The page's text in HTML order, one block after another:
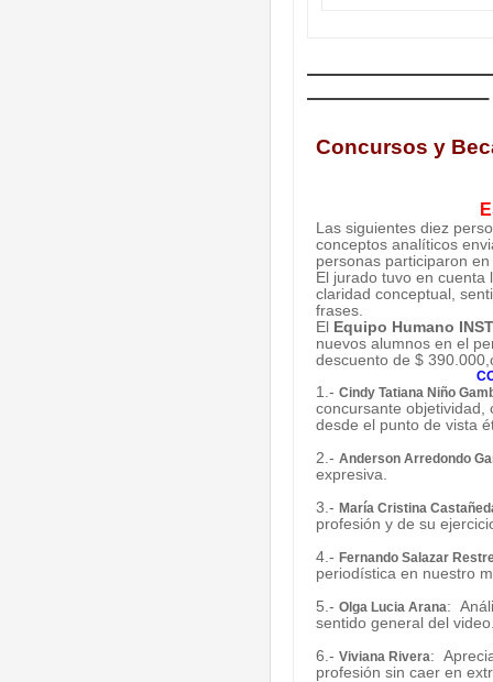
Concursos y
Las siguientes diez
conceptos analíticos
personas participaron
El jurado tuvo en cuenta
claridad conceptual,
frases.
El Equipo Humano
nuevos alumnos en el
descuento de $
1.- Cindy Tatiana Niño
concursante objetividad,
desde el punto de vista
2.- Anderson Arredondo
expresiva.
3.- María Cristina
profesión y de su
4.- Fernando Salazar
periodística en nuestro
5.- Olga Lucia Arana:
sentido general del
6.- Viviana Rivera:
profesión sin caer en